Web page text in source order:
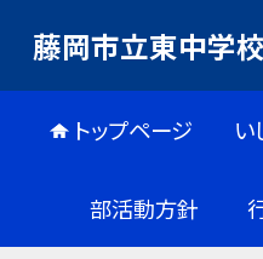
藤岡市立東中学校
トップページ い
部活動方針